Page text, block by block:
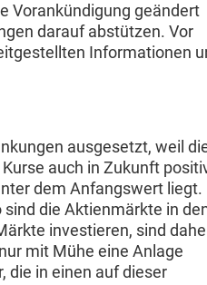
Vorankündigung geändert
darauf abstützen. Vor
Informationen
ausgesetzt, weil
auch in Zukunft
dem Anfangswert liegt.
die Aktienmärkte in
investieren, sind
mit Mühe eine Anlage
die in einen auf dieser